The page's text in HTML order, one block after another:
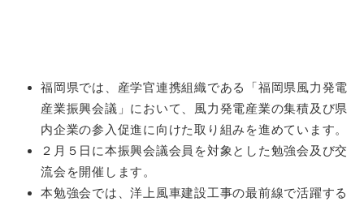
福岡県では、産学官連携組織である「福岡県風力発電
産業振興会議」において、風力発電産業の集積及び県
内企業の参入促進に向けた取り組みを進めています。
２月５日に本振興会議会員を対象とした勉強会及び交
流会を開催します。
本勉強会では、洋上風車建設工事の最前線で活躍する